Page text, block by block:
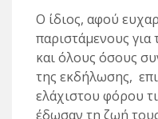
Ο ίδιος, αφού
παριστάμενους
και όλους όσους
της εκδήλωσης,
ελάχιστου φόρου
έδωσαν τη ζωή τους